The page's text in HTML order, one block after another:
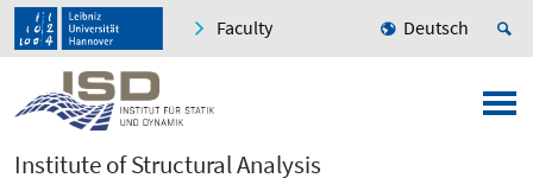
Faculty Deutsch
Institute of Structural Analysis